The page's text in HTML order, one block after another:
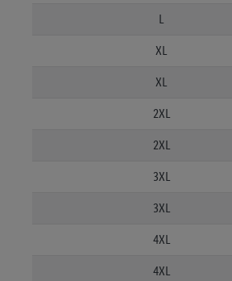
L
XL
XL
2XL
2XL
3XL
3XL
4XL
4XL